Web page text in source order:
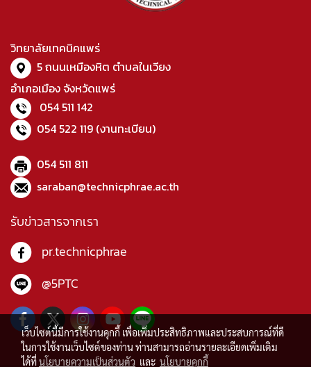
วิทยาลัยเทคนิคแพร่
5 ถนนเหมืองหิต ตำบลในเวียง
อำเภอเมือง จังหวัดแพร่
054 511 142
054 522 119 (งานทะเบียน)
054 511 811
saraban@technicphrae.ac.th
รับข่าวสารจากเรา
pr.technicphrae
@5PTC
เว็บไซต์นี้มีการใช้งานคุกกี้ เพื่อเพิ่มประสิทธิภาพและประสบการณ์ที่ดี
ในการใช้งานเว็บไซต์ของท่าน ท่านสามารถอ่านรายละเอียดเพิ่มเติม
ได้ที่นโยบายความเป็นส่วนตัว และ นโยบายคุกกี้